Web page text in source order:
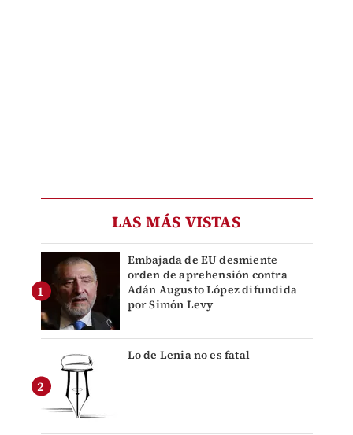
LAS MÁS VISTAS
Embajada de EU desmiente
orden de aprehensión contra
Adán Augusto López difundida
por Simón Levy
Lo de Lenia no es fatal